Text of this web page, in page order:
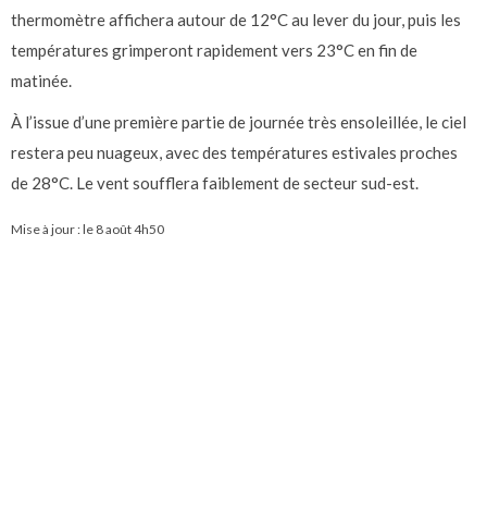
thermomètre affichera autour de 12°C au lever du jour, puis les
températures grimperont rapidement vers 23°C en fin de
matinée.
À l’issue d’une première partie de journée très ensoleillée, le ciel
restera peu nuageux, avec des températures estivales proches
de 28°C. Le vent soufflera faiblement de secteur sud-est.
Mise à jour : le 8 août 4h50